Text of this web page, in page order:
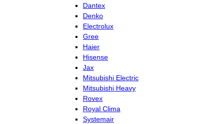
Dantex
Denko
Electrolux
Gree
Haier
Hisense
Jax
Mitsubishi Electric
Mitsubishi Heavy
Rovex
Royal Clima
Systemair